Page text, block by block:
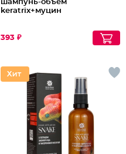
шампунь-объем
keratrix+муцин
393 ₽